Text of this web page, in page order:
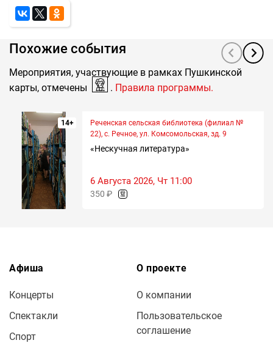
Похожие события
Мероприятия, участвующие в рамках Пушкинской
карты, отмечены
. Правила программы.
14+
Реченская сельская библиотека (филиал №
22), с. Речное, ул. Комсомольская, зд. 9
«Нескучная литература»
6 Августа 2026, Чт 11:00
350 ₽
Афиша
Концерты
Спектакли
Спорт
О проекте
О компании
Пользовательское
соглашение